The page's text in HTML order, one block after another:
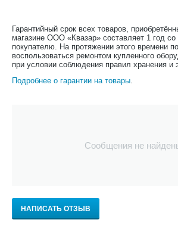
Гарантийный срок всех товаров,
магазине ООО «Квазар» составляет 1 год со
покупателю. На протяжении этого времени
воспользоваться ремонтом купленного
при условии соблюдения правил хранения и
Подробнее о гарантии на товары.
Сообщения не
НАПИСАТЬ ОТЗЫВ